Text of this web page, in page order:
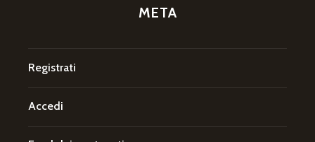
META
Registrati
Accedi